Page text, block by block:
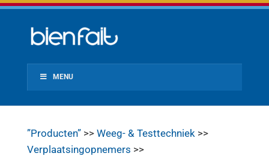
MENU
”Producten”>> Weeg- & Testtechniek>>
Verplaatsingopnemers >>